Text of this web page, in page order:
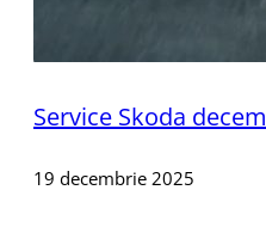
Service Skoda
19 decembrie 2025